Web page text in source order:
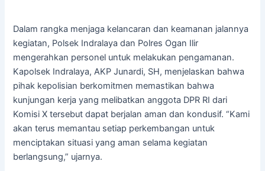
Dalam rangka menjaga kelancaran dan keamanan jalannya
kegiatan, Polsek Indralaya dan Polres Ogan Ilir
mengerahkan personel untuk melakukan pengamanan.
Kapolsek Indralaya, AKP Junardi, SH, menjelaskan bahwa
pihak kepolisian berkomitmen memastikan bahwa
kunjungan kerja yang melibatkan anggota DPR RI dari
Komisi X tersebut dapat berjalan aman dan kondusif. “Kami
akan terus memantau setiap perkembangan untuk
menciptakan situasi yang aman selama kegiatan
berlangsung,” ujarnya.